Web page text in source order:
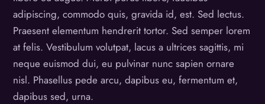
adipiscing, commodo quis, gravida id, est. Sed lectus.
Praesent elementum hendrerit tortor. Sed semper lorem
at felis. Vestibulum volutpat, lacus a ultrices sagittis, mi
neque euismod dui, eu pulvinar nunc sapien ornare
nisl. Phasellus pede arcu, dapibus eu, fermentum et,
dapibus sed, urna.